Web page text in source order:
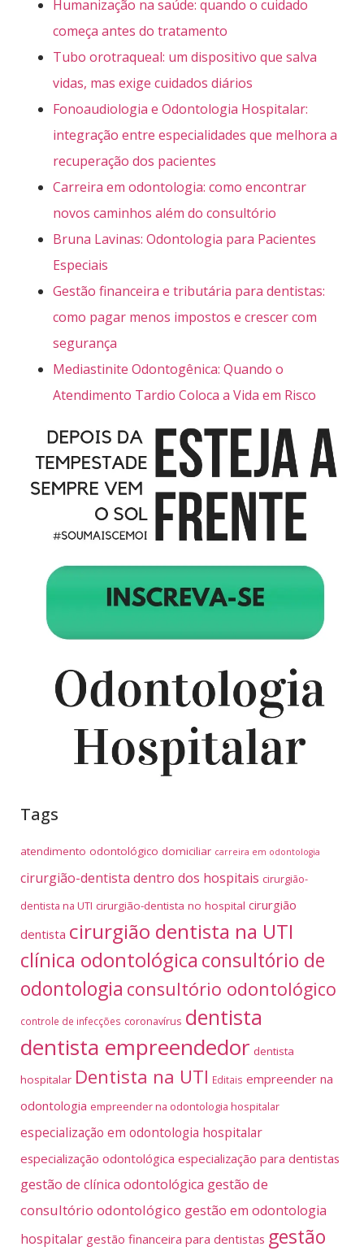
Humanização na saúde: quando o cuidado
começa antes do tratamento
Tubo orotraqueal: um dispositivo que salva
vidas, mas exige cuidados diários
Fonoaudiologia e Odontologia Hospitalar:
integração entre especialidades que melhora a
recuperação dos pacientes
Carreira em odontologia: como encontrar
novos caminhos além do consultório
Bruna Lavinas: Odontologia para Pacientes
Especiais
Gestão financeira e tributária para dentistas:
como pagar menos impostos e crescer com
segurança
Mediastinite Odontogênica: Quando o
Atendimento Tardio Coloca a Vida em Risco
Tags
atendimento odontológico domiciliar carreira em odontologia
cirurgião-dentista dentro dos hospitais cirurgião-
dentista na UTI cirurgião-dentista no hospital cirurgião
dentista cirurgião dentista na UTI
clínica odontológica consultório de
odontologia consultório odontológico
controle de infecções coronavírus dentista
dentista empreendedor dentista
hospitalar Dentista na UTI Editais empreender na
odontologia empreender na odontologia hospitalar
especialização em odontologia hospitalar
especialização odontológica especialização para dentistas
gestão de clínica odontológica gestão de
consultório odontológico gestão em odontologia
hospitalar gestão financeira para dentistas gestão